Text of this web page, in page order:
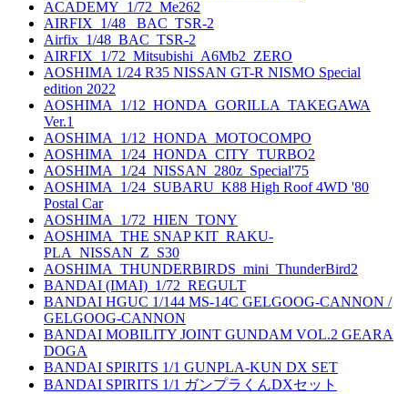
ACADEMY_1/72_Me262
AIRFIX_1/48_ BAC_TSR-2
Airfix_1/48_BAC_TSR-2
AIRFIX_1/72_Mitsubishi_A6Mb2_ZERO
AOSHIMA 1/24 R35 NISSAN GT-R NISMO Special
edition 2022
AOSHIMA_1/12_HONDA_GORILLA_TAKEGAWA
Ver.1
AOSHIMA_1/12_HONDA_MOTOCOMPO
AOSHIMA_1/24_HONDA_CITY_TURBO2
AOSHIMA_1/24_NISSAN_280z_Special'75
AOSHIMA_1/24_SUBARU_K88 High Roof 4WD '80
Postal Car
AOSHIMA_1/72_HIEN_TONY
AOSHIMA_THE SNAP KIT_RAKU-
PLA_NISSAN_Z_S30
AOSHIMA_THUNDERBIRDS_mini_ThunderBird2
BANDAI (IMAI)_1/72_REGULT
BANDAI HGUC 1/144 MS-14C GELGOOG-CANNON /
GELGOOG-CANNON
BANDAI MOBILITY JOINT GUNDAM VOL.2 GEARA
DOGA
BANDAI SPIRITS 1/1 GUNPLA-KUN DX SET
BANDAI SPIRITS 1/1 ガンプラくんDXセット